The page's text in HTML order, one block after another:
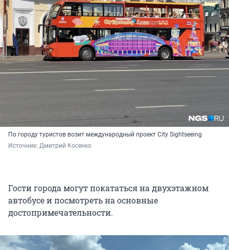
По городу туристов возит международный проект City Sightseeing
Источник: Дмитрий Косенко
Гости города могут покататься на двухэтажном
автобусе и посмотреть на основные
достопримечательности.